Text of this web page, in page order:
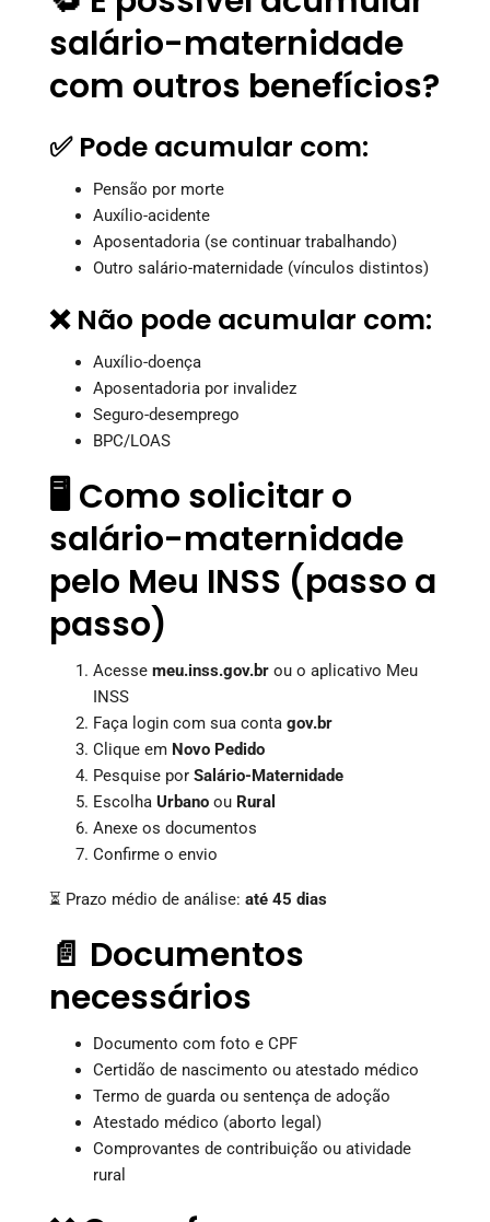
salário-maternidade
com outros benefícios?
✅ Pode acumular com:
Pensão por morte
Auxílio-acidente
Aposentadoria (se continuar trabalhando)
Outro salário-maternidade (vínculos distintos)
❌ Não pode acumular com:
Auxílio-doença
Aposentadoria por invalidez
Seguro-desemprego
BPC/LOAS
🖥️ Como solicitar o
salário-maternidade
pelo Meu INSS (passo a
passo)
Acesse meu.inss.gov.br ou o aplicativo Meu
INSS
Faça login com sua conta gov.br
Clique em Novo Pedido
Pesquise por Salário-Maternidade
Escolha Urbano ou Rural
Anexe os documentos
Confirme o envio
⏳ Prazo médio de análise: até 45 dias
📄 Documentos
necessários
Documento com foto e CPF
Certidão de nascimento ou atestado médico
Termo de guarda ou sentença de adoção
Atestado médico (aborto legal)
Comprovantes de contribuição ou atividade
rural